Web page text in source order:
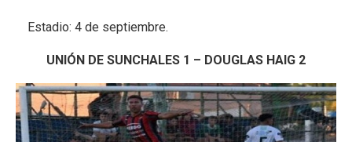
Estadio: 4 de septiembre.
UNIÓN DE SUNCHALES 1 – DOUGLAS HAIG 2